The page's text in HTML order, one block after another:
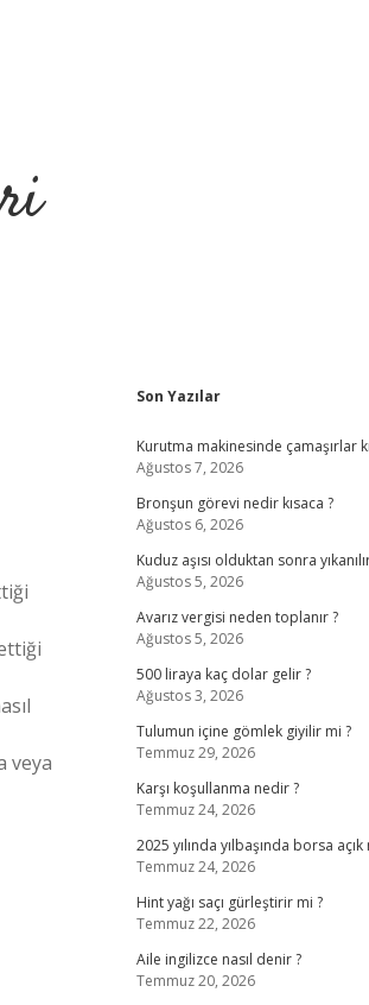
veya
Sidebar
Son Yazılar
Kurutma makinesinde çamaşırlar
Ağustos 7, 2026
Bronşun görevi nedir kısaca ?
Ağustos 6, 2026
Kuduz aşısı olduktan sonra
Ağustos 5, 2026
Avarız vergisi neden toplanır ?
Ağustos 5, 2026
500 liraya kaç dolar gelir ?
Ağustos 3, 2026
Tulumun içine gömlek giyilir mi ?
Temmuz 29, 2026
Karşı koşullanma nedir ?
Temmuz 24, 2026
2025 yılında yılbaşında borsa açık
Temmuz 24, 2026
Hint yağı saçı gürleştirir mi ?
Temmuz 22, 2026
Aile ingilizce nasıl denir ?
Temmuz 20, 2026